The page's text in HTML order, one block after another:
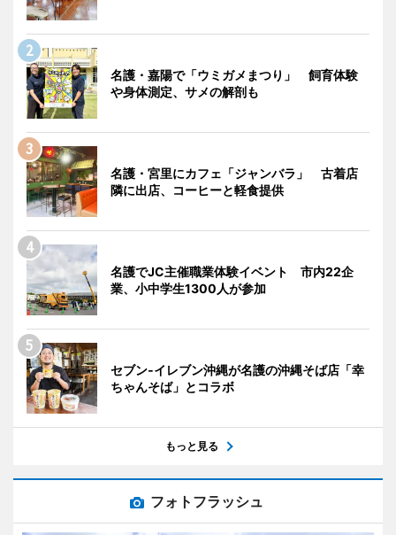
名護・嘉陽で「ウミガメまつり」 飼育体験
や身体測定、サメの解剖も
名護・宮里にカフェ「ジャンバラ」 古着店
隣に出店、コーヒーと軽食提供
名護でJC主催職業体験イベント 市内22企
業、小中学生1300人が参加
セブン‐イレブン沖縄が名護の沖縄そば店「幸
ちゃんそば」とコラボ
もっと見る
フォトフラッシュ